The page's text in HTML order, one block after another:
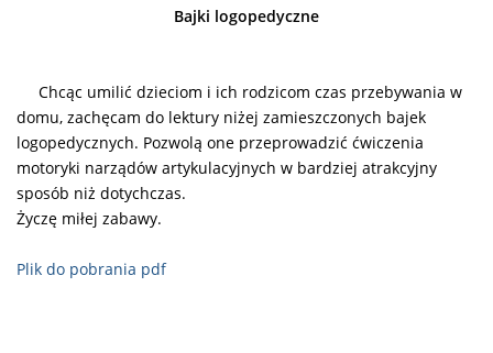
Bajki logopedyczne
Chcąc umilić dzieciom i ich rodzicom czas przebywania w
domu, zachęcam do lektury niżej zamieszczonych bajek
logopedycznych. Pozwolą one przeprowadzić ćwiczenia
motoryki narządów artykulacyjnych w bardziej atrakcyjny
sposób niż dotychczas.
Życzę miłej zabawy.
Plik do pobrania pdf